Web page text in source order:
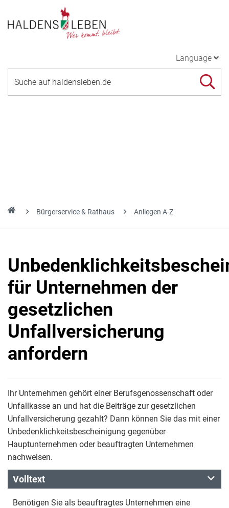
Language
Bürgerservice & Rathaus Anliegen A-Z
für Unternehmen der
gesetzlichen
Unfallversicherung
anfordern
Ihr Unternehmen gehört einer Berufsgenossenschaft oder
Unfallkasse an und hat die Beiträge zur gesetzlichen
Unfallversicherung gezahlt? Dann können Sie das mit einer
Unbedenklichkeitsbescheinigung gegenüber
Hauptunternehmen oder beauftragten Unternehmen
nachweisen.
Volltext
Benötigen Sie als beauftragtes Unternehmen eine